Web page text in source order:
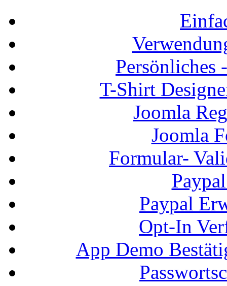
Persönliches
T-Shirt
Joomla
Joomla
Formular-
Paypal
Opt-In
App Demo